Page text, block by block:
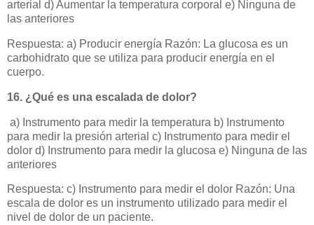
arterial d) Aumentar la temperatura corporal e) Ninguna de
las anteriores
Respuesta: a) Producir energía Razón: La glucosa es un
carbohidrato que se utiliza para producir energía en el
cuerpo.
16. ¿Qué es una escalada de dolor?
a) Instrumento para medir la temperatura b) Instrumento
para medir la presión arterial c) Instrumento para medir el
dolor d) Instrumento para medir la glucosa e) Ninguna de las
anteriores
Respuesta: c) Instrumento para medir el dolor Razón: Una
escala de dolor es un instrumento utilizado para medir el
nivel de dolor de un paciente.